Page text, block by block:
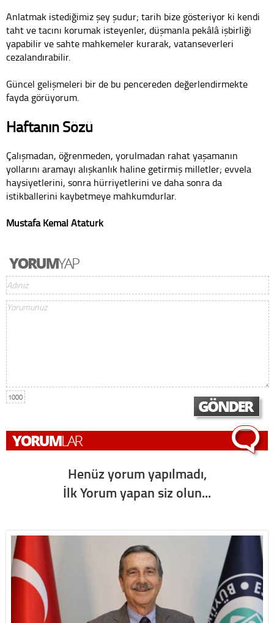
Anlatmak istediğimiz şey şudur; tarih bize gösteriyor ki kendi
taht ve tacını korumak isteyenler, düşmanla pekâlâ işbirliği
yapabilir ve sahte mahkemeler kurarak, vatanseverleri
cezalandırabilir.
Güncel gelişmeleri bir de bu pencereden değerlendirmekte
fayda görüyorum.
Haftanın Sözü
Çalışmadan, öğrenmeden, yorulmadan rahat yaşamanın
yollarını aramayı alışkanlık haline getirmiş milletler; evvela
haysiyetlerini, sonra hürriyetlerini ve daha sonra da
istikballerini kaybetmeye mahkumdurlar.
Mustafa Kemal Atatürk
1000
Henüz yorum yapılmadı,
İlk Yorum yapan siz olun...